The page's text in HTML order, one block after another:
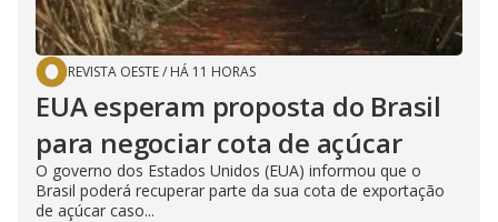
REVISTA OESTE/ HÁ 11 HORAS
EUA esperam proposta do Brasil
para negociar cota de açúcar
O governo dos Estados Unidos (EUA) informou que o
Brasil poderá recuperar parte da sua cota de exportação
de açúcar caso...